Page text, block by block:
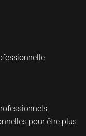
pour être plus